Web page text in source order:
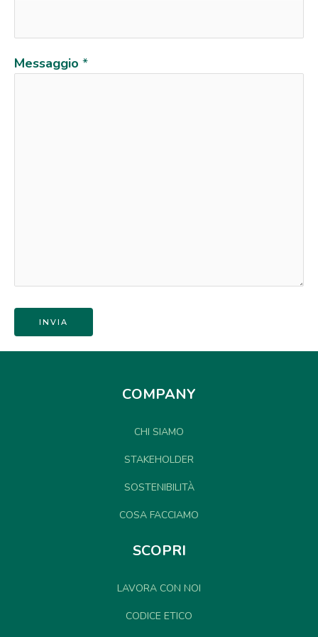
Messaggio *
COMPANY
CHI SIAMO
STAKEHOLDER
SOSTENIBILITÀ
COSA FACCIAMO
SCOPRI
LAVORA CON NOI
CODICE ETICO